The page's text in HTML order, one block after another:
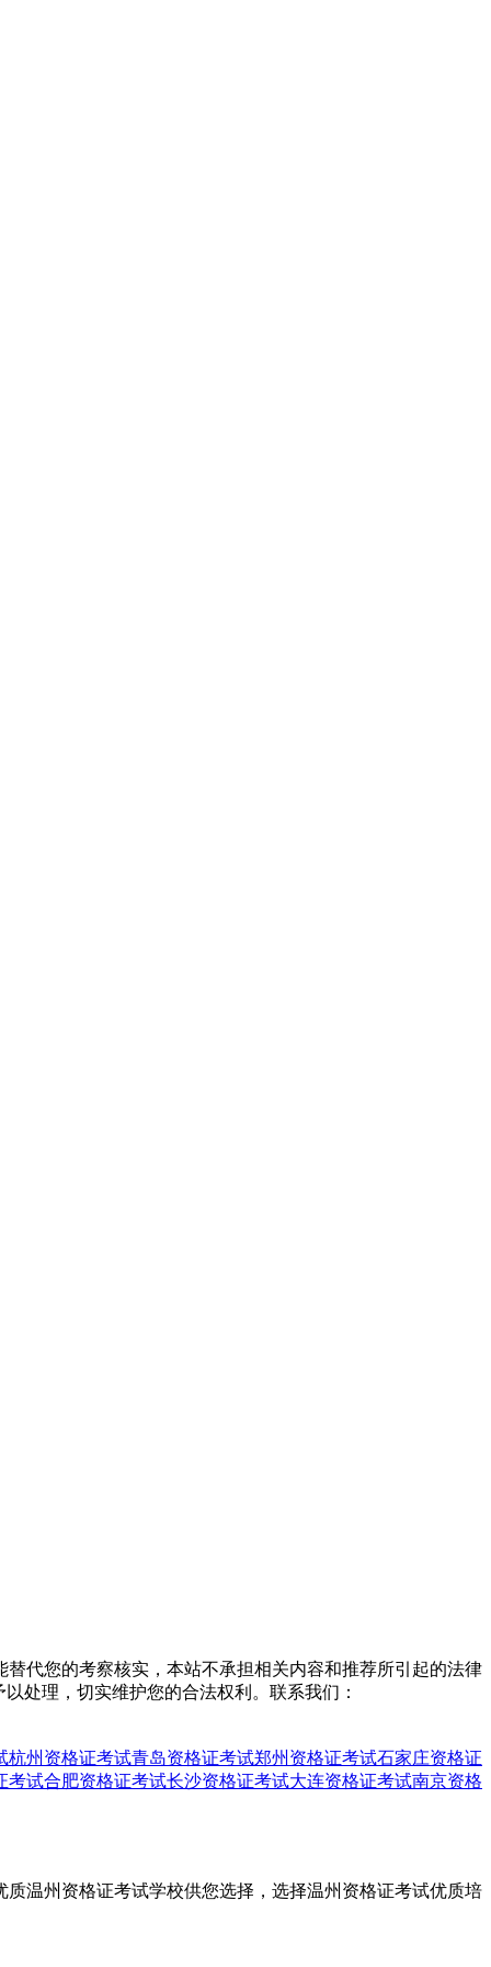
代您的考察核实，本站不承担相关内容和推荐所引起的法律
处理，切实维护您的合法权利。联系我们：
杭州资格证考试青岛资格证考试郑州资格证考试石家庄资格证
考试合肥资格证考试长沙资格证考试大连资格证考试南京资格
温州资格证考试学校供您选择，选择温州资格证考试优质培